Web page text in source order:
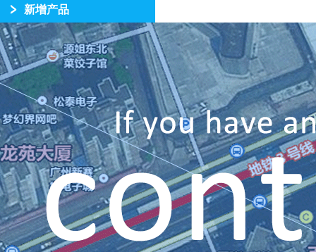
新增产品